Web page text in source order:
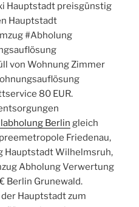
Hauptstadt preisgünstig
Hauptstadt
#Abholung
von Wohnung Zimmer
80 EUR.
Berlin gleich
Friedenau,
Hauptstadt Wilhelmsruh,
Abholung Verwertung
Berlin Grunewald.
Hauptstadt zum